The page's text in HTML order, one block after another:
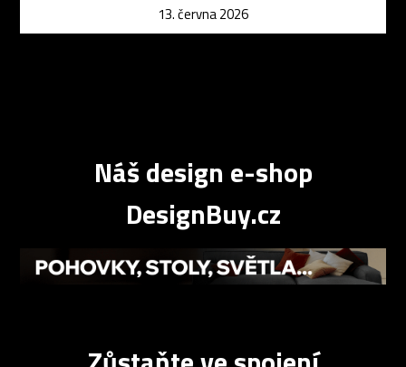
13. června 2026
Náš design e-shop
DesignBuy.cz